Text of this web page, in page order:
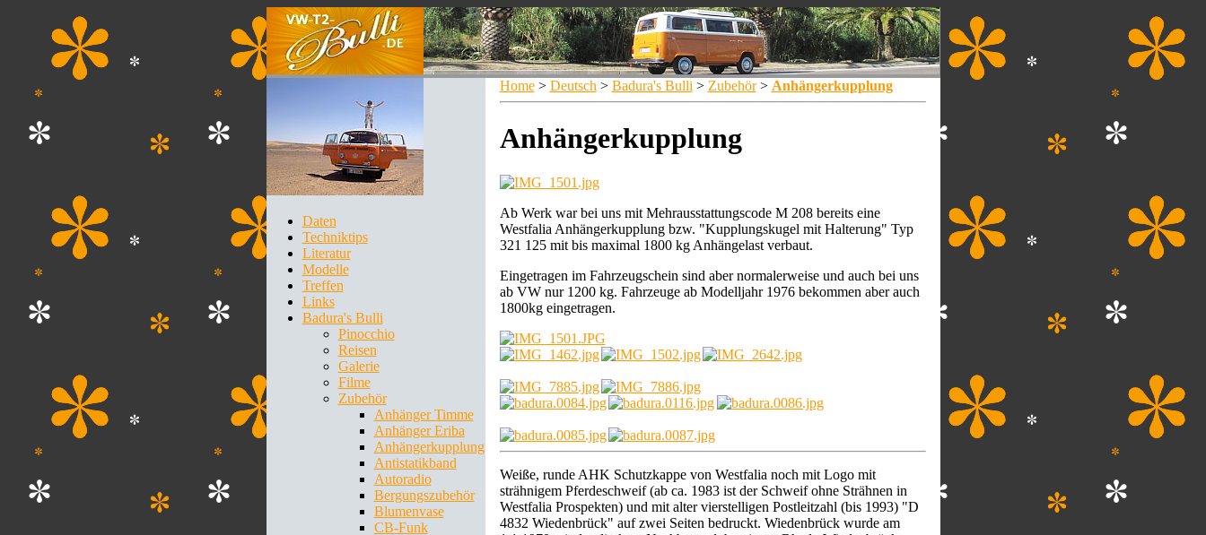
Daten
Techniktips
Literatur
Modelle
Treffen
Links
Badura's Bulli
Pinocchio
Reisen
Galerie
Filme
Zubehör
Anhänger Timme
Anhänger Eriba
Anhängerkupplung
Antistatikband
Autoradio
Bergungszubehör
Blumenvase
CB-Funk
Home > Deutsch > Badura's Bulli > Zubehör > Anhängerkupplung
Anhängerkupplung
Ab Werk war bei uns mit Mehrausstattungscode M 208 bereits eine
Westfalia Anhängerkupplung bzw. "Kupplungskugel mit Halterung" Typ
321 125 mit bis maximal 1800 kg Anhängelast verbaut.
Eingetragen im Fahrzeugschein sind aber normalerweise und auch bei uns
ab VW nur 1200 kg. Fahrzeuge ab Modelljahr 1976 bekommen aber auch
1800kg eingetragen.
Weiße, runde AHK Schutzkappe von Westfalia noch mit Logo mit
strähnigem Pferdeschweif (ab ca. 1983 ist der Schweif ohne Strähnen in
Westfalia Prospekten) und mit alter vierstelligen Postleitzahl (bis 1993) "D
4832 Wiedenbrück" auf zwei Seiten bedruckt. Wiedenbrück wurde am